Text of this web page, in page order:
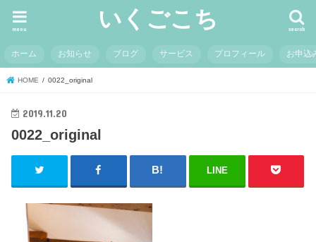
いくごこち search
menu
ホーム お知らせ ブログ サービス プロフィール お申込
HOME 0022_original
2019.11.20
0022_original
LINE